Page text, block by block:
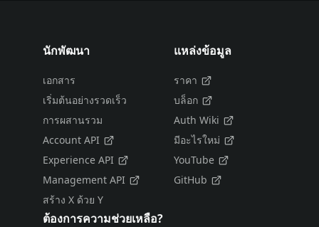
นักพัฒนา
เอกสาร
เริ่มต้นอย่างรวดเร็ว
การผสานรวม
Account API
Experience API
Management API
สร้าง X ด้วย Y
แหล่งข้อมูล
ราคา
บล็อก
Auth Wiki
มีอะไรใหม่
YouTube
GitHub
ต้องการความช่วยเหลือ?